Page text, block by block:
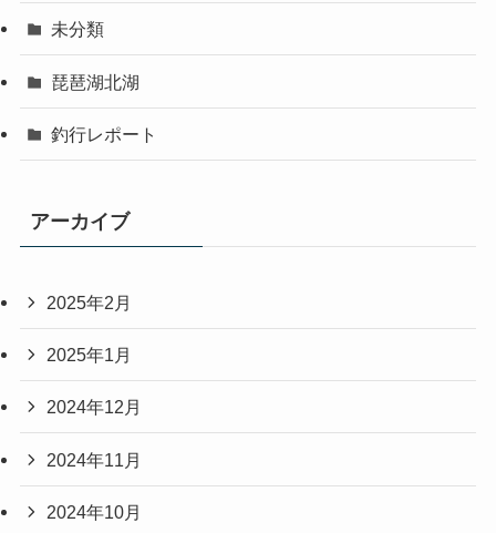
未分類
琵琶湖北湖
釣行レポート
アーカイブ
2025年2月
2025年1月
2024年12月
2024年11月
2024年10月